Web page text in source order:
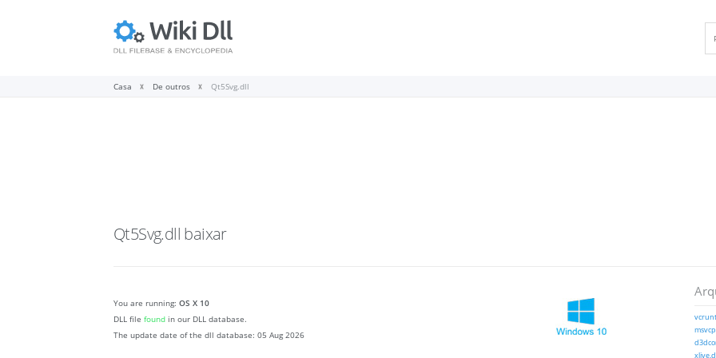
Casa De outros Qt5Svg.dll
Qt5Svg.dll baixar
You are running: OS X 10
DLL file found in our DLL database.
The update date of the dll database: 05 Aug 2026